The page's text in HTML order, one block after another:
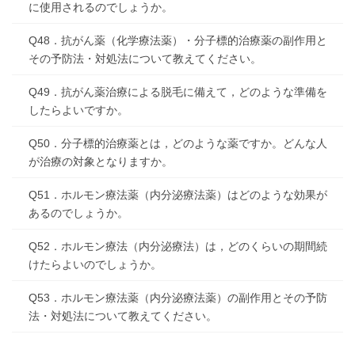
に使用されるのでしょうか。
Q48．抗がん薬（化学療法薬）・分子標的治療薬の副作用と
その予防法・対処法について教えてください。
Q49．抗がん薬治療による脱毛に備えて，どのような準備を
したらよいですか。
Q50．分子標的治療薬とは，どのような薬ですか。どんな人
が治療の対象となりますか。
Q51．ホルモン療法薬（内分泌療法薬）はどのような効果が
あるのでしょうか。
Q52．ホルモン療法（内分泌療法）は，どのくらいの期間続
けたらよいのでしょうか。
Q53．ホルモン療法薬（内分泌療法薬）の副作用とその予防
法・対処法について教えてください。